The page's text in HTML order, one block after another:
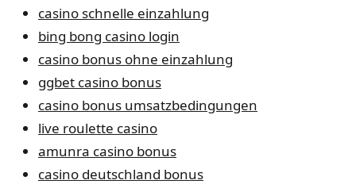
casino schnelle einzahlung
bing bong casino login
casino bonus ohne einzahlung
ggbet casino bonus
casino bonus umsatzbedingungen
live roulette casino
amunra casino bonus
casino deutschland bonus